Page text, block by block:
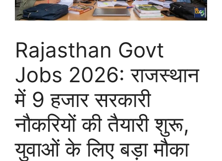
Rajasthan Govt
Jobs 2026: राजस्थान
में 9 हजार सरकारी
नौकरियों की तैयारी शुरू,
युवाओं के लिए बड़ा मौका